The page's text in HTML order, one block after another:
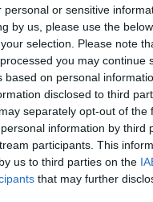
personal or sensitive
by us, please use the
selection. Please note
you may continue
based on personal
disclosed to third
separately opt-out of the
information by third
participants. This
us to third parties on the
that may further
ΑΝΑΓΝΩΣΤΏΝ